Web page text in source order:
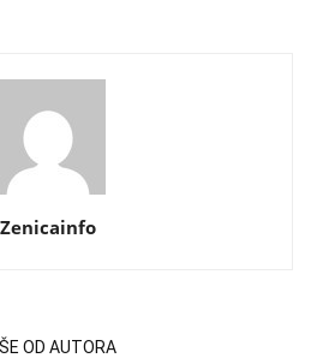
Zenicainfo
OD AUTORA